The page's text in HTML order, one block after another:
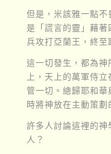
但是，米該雅一點
是「謊言的靈」藉
兵攻打亞蘭王，終至
這一切發生，都為
上，天上的萬軍侍
管一切。總歸耶和
時將神放在主動策劃
許多人討論這裡的
人？